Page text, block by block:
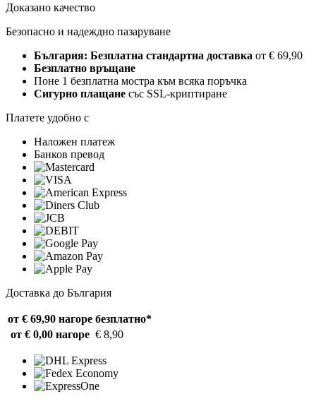
Доказано качество
Безопасно и надеждно пазаруване
България: Безплатна стандартна доставка от € 69,90
Безплатно връщане
Поне 1 безплатна мостра към всяка поръчка
Сигурно плащане със SSL-криптиране
Платете удобно с
Наложен платеж
Банков превод
Доставка до България
от € 69,90 нагоре безплатно*
от € 0,00 нагоре € 8,90